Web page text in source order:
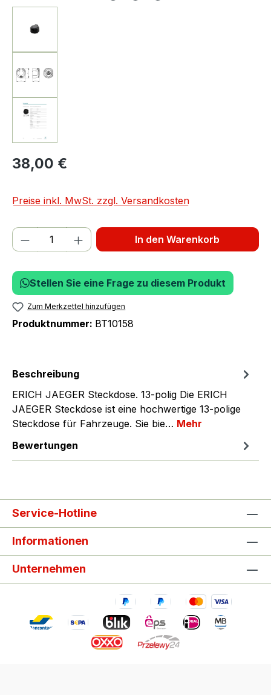
38,00 €
Preise inkl. MwSt. zzgl. Versandkosten
Produkt Anzahl: Gib den gewünschten
In den Warenkorb
Stellen Sie eine Frage zu diesem Produkt
Zum Merkzettel hinzufügen
Produktnummer: BT10158
Beschreibung
ERICH JAEGER Steckdose. 13-polig Die ERICH
JAEGER Steckdose ist eine hochwertige 13-polige
Steckdose für Fahrzeuge. Sie bie… Mehr
Bewertungen
Service-Hotline
Informationen
Unternehmen